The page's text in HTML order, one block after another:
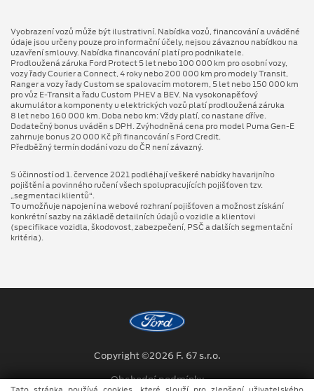
Vyobrazení vozů může být ilustrativní. Nabídka vozů, financování a uváděné
údaje jsou určeny pouze pro informační účely, nejsou závaznou nabídkou na
uzavření smlouvy. Nabídka financování platí pro podnikatele.
Prodloužená záruka Ford Protect 5 let nebo 100 000 km pro osobní vozy,
vozy řady Courier a Connect, 4 roky nebo 200 000 km pro modely Transit,
Ranger a vozy řady Custom se spalovacím motorem, 5 let nebo 150 000 km
pro vůz E-Transit a řadu Custom PHEV a BEV. Na vysokonapěťový
akumulátor a komponenty u elektrických vozů platí prodloužená záruka
8 let nebo 160 000 km. Doba nebo km: Vždy platí, co nastane dříve.
Dodatečný bonus uváděn s DPH. Zvýhodněná cena pro model Puma Gen⁠-⁠E
zahrnuje bonus 20 000 Kč při financování s Ford Credit.
Předběžný termín dodání vozu do ČR není závazný.
S účinností od 1. července 2021 podléhají veškeré nabídky havarijního
pojištění a povinného ručení všech spolupracujících pojišťoven tzv.
„segmentaci klientů“.
To umožňuje napojení na webové rozhraní pojišťoven a možnost získání
konkrétní sazby na základě detailních údajů o vozidle a klientovi
(specifikace vozidla, škodovost, zabezpečení, PSČ a dalších segmentační
kritéria).
Copyright ©2026 F. 67 s.r.o.
Obchodní podmínky